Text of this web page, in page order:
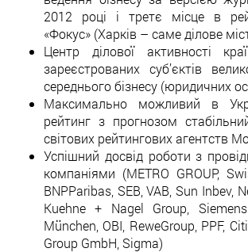
2012 році і третє місце в
«Фокус» (Харків – саме ділове
Центр ділової активності
зареєстрованих суб’єктів
середнього бізнесу (юридичних
Максимально можливий в
рейтинг з прогнозом
світових рейтингових агентств
Успішний досвід роботи з
компаніями (METRO GROUP,
BNPParibas, SEB, VAB, Sun Inbev,
Kuehne + Nagel Group,
München, OBI, ReweGroup, PPF,
Group GmbH, Sigma)